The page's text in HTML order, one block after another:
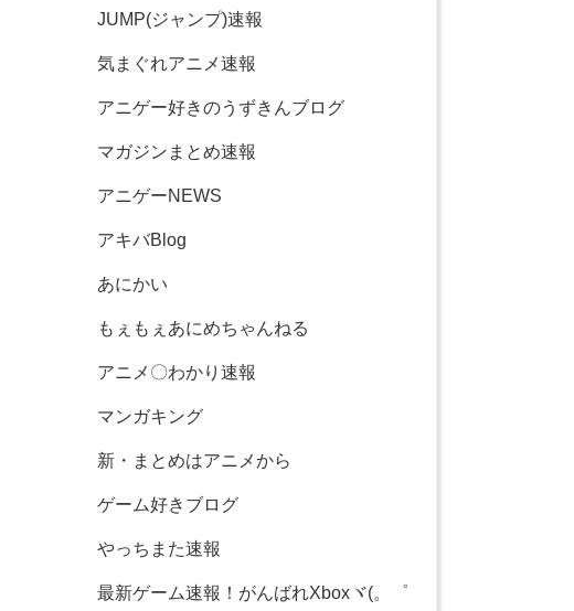
JUMP(ジャンプ)速報
気まぐれアニメ速報
アニゲー好きのうずきんブログ
マガジンまとめ速報
アニゲーNEWS
アキバBlog
あにかい
もぇもぇあにめちゃんねる
アニメ〇わかり速報
マンガキング
新・まとめはアニメから
ゲーム好きブログ
やっちまた速報
最新ゲーム速報！がんばれXboxヾ(。゜